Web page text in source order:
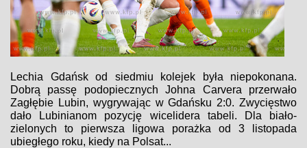
Lechia Gdańsk od siedmiu kolejek była niepokonana.
Dobrą passę podopiecznych Johna Carvera przerwało
Zagłębie Lubin, wygrywając w Gdańsku 2:0. Zwycięstwo
dało Lubinianom pozycję wicelidera tabeli. Dla biało-
zielonych to pierwsza ligowa porażka od 3 listopada
ubiegłego roku, kiedy na Polsat...